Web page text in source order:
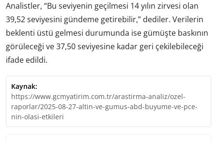
Analistler, “Bu seviyenin geçilmesi 14 yılın zirvesi olan
39,52 seviyesini gündeme getirebilir,” dediler. Verilerin
beklenti üstü gelmesi durumunda ise gümüşte baskının
görüleceği ve 37,50 seviyesine kadar geri çekilebileceği
ifade edildi.
Kaynak:
https://www.gcmyatirim.com.tr/arastirma-analiz/ozel-
raporlar/2025-08-27-altin-ve-gumus-abd-buyume-ve-pce-
nin-olasi-etkileri